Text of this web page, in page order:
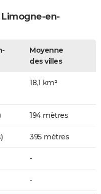
en-
Moyenne
des villes
18,1 km²
194 mètres
395 mètres
-
-